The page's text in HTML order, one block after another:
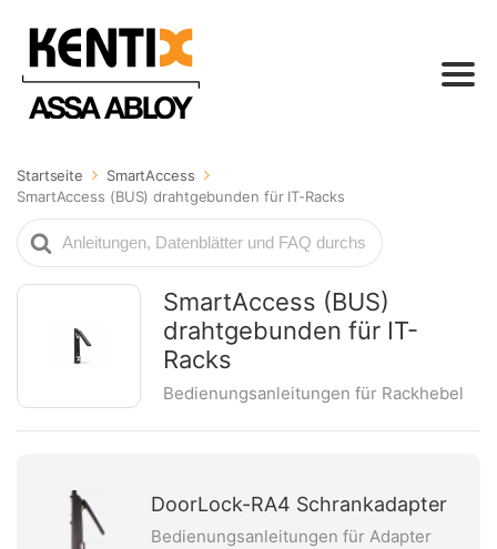
Startseite
SmartAccess
SmartAccess (BUS) drahtgebunden für IT-Racks
Suche
nach
SmartAccess (BUS)
drahtgebunden für IT-
Racks
Bedienungsanleitungen für Rackhebel
DoorLock-RA4 Schrankadapter
Bedienungsanleitungen für Adapter